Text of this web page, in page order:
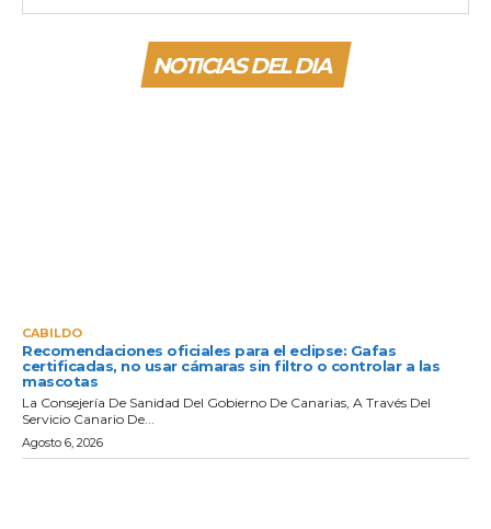
NOTICIAS DEL DIA
CABILDO
Recomendaciones oficiales para el eclipse: Gafas
certificadas, no usar cámaras sin filtro o controlar a las
mascotas
La Consejería De Sanidad Del Gobierno De Canarias, A Través Del
Servicio Canario De...
Agosto 6, 2026